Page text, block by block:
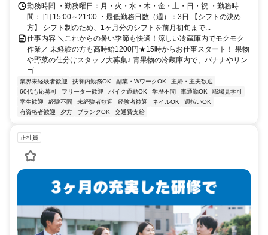
勤務時間 ・勤務曜日：月・火・水・木・金・土・日・祝 ・勤務時
間： [1] 15:00～21:00 ・最低勤務日数（週）：3日 【シフトの決め
方】 シフト制のため、1ヶ月分のシフトを前月初旬まで...
仕事内容 ＼これからの暑い季節も快適！涼しい冷蔵庫内でモクモク
作業／ 未経験の方も高時給1200円★15時からお仕事スタート！ 果物
や野菜の仕分けスタッフ大募集♪ 青果物の冷蔵庫内で、バナナやリン
ゴ...
業界未経験者歓迎 扶養内勤務OK 副業・WワークOK
主婦・主夫歓迎
60代も応募可
フリーター歓迎 バイク通勤OK 学歴不問 車通勤OK
職場見学可
学生歓迎
経験不問 未経験者歓迎 経験者歓迎 ネイルOK
週払いOK
有資格者歓迎
夕方 ブランクOK 交通費支給
正社員